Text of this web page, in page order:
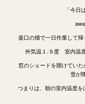
「今日
釜口の畑で一日作業して
外気温１.９度 室内温
窓のシェードを開けてい
雪が
つまりは、朝の室内温度